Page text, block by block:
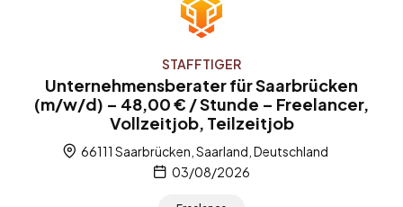
STAFFTIGER
Unternehmensberater für Saarbrücken
(m/w/d) – 48,00 € / Stunde – Freelancer,
Vollzeitjob, Teilzeitjob
66111 Saarbrücken, Saarland, Deutschland
03/08/2026